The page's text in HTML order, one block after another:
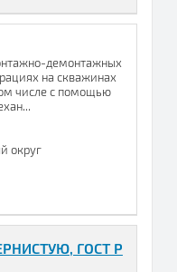
демонтажных
на скважинах
числе с помощью
округ
ГОСТ Р